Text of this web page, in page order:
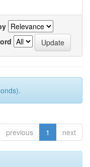
previous 1 next